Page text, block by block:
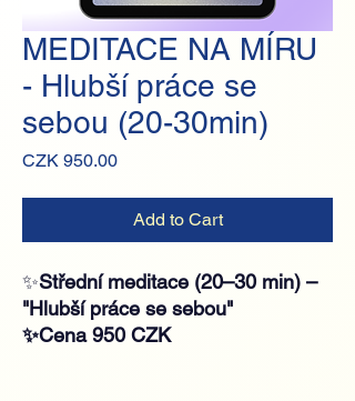
MEDITACE NA MÍRU
- Hlubší práce se
sebou (20-30min)
CZK 950.00Price
Add to Cart
✨Střední meditace (20–30 min) –
"Hlubší práce se sebou"
✨Cena 950 CZK